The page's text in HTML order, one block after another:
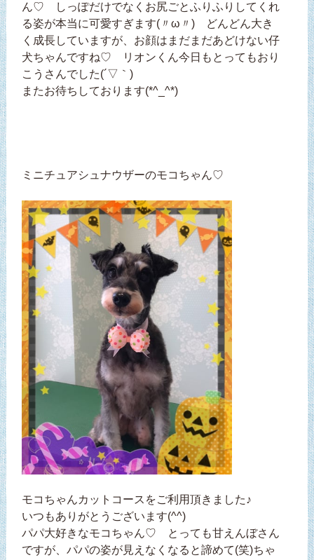
ん♡ しっぽだけでなくお尻ごとふりふりしてくれ
る姿が本当に可愛すぎます(〃ω〃) どんどん大き
く成長していますが、お顔はまだまだあどけない仔
犬ちゃんですね♡ リオンくん今日もとってもおり
こうさんでした(´▽｀)
またお待ちしております(*^_^*)
ミニチュアシュナウザーのモコちゃん♡
モコちゃんカットコースをご利用頂きました♪
いつもありがとうございます(^^)
パパ大好きなモコちゃん♡ とっても甘えんぼさん
ですが、パパの姿が見えなくなると諦めて(笑)ちゃ